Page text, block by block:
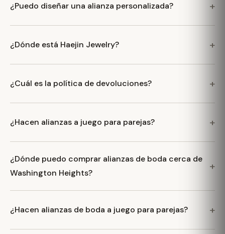
¿Puedo diseñar una alianza personalizada?
¿Dónde está Haejin Jewelry?
¿Cuál es la política de devoluciones?
¿Hacen alianzas a juego para parejas?
¿Dónde puedo comprar alianzas de boda cerca de
Washington Heights?
¿Hacen alianzas de boda a juego para parejas?